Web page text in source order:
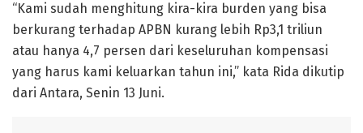
“Kami sudah menghitung kira-kira burden yang bisa
berkurang terhadap APBN kurang lebih Rp3,1 triliun
atau hanya 4,7 persen dari keseluruhan kompensasi
yang harus kami keluarkan tahun ini,” kata Rida dikutip
dari Antara, Senin 13 Juni.